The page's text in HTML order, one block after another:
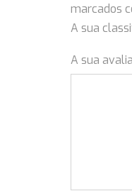
marcados
A sua
A sua